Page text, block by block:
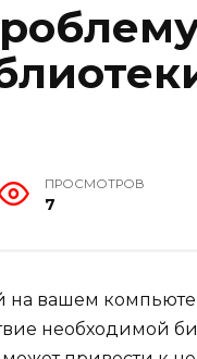
ПРОСМОТРОВ
7
вашем
необходимой